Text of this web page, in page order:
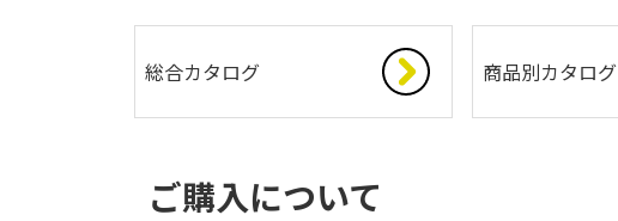
総合カタログ 商品別カタログ
ご購入について